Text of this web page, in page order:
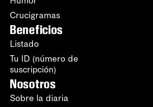
Crucigramas
Beneficios
Listado
Tu ID (número de
suscripción)
Nosotros
Sobre la diaria